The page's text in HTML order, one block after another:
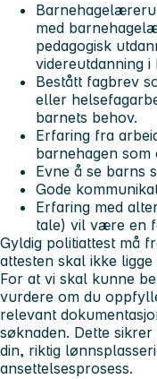
med
pedagogisk
videreutdanning i
Bestått fagbrev
eller
barnets behov.
Erfaring fra
barnehagen som
Evne å se barns
Gode
Erfaring med
tale) vil være en
Gyldig politiattest må
attesten skal ikke
For at vi skal kunne
vurdere om du
relevant
søknaden. Dette
din, riktig
ansettelsesprosess.